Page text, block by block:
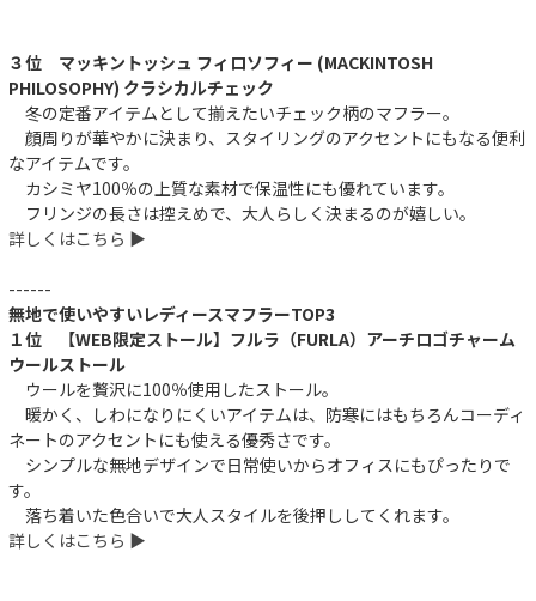
３位 マッキントッシュ フィロソフィー (MACKINTOSH
PHILOSOPHY) クラシカルチェック
冬の定番アイテムとして揃えたいチェック柄のマフラー。
顔周りが華やかに決まり、スタイリングのアクセントにもなる便利
なアイテムです。
カシミヤ100％の上質な素材で保温性にも優れています。
フリンジの長さは控えめで、大人らしく決まるのが嬉しい。
詳しくはこちら ▶︎
------
無地で使いやすいレディースマフラーTOP3
１位 【WEB限定ストール】フルラ（FURLA）アーチロゴチャーム
ウールストール
ウールを贅沢に100％使用したストール。
暖かく、しわになりにくいアイテムは、防寒にはもちろんコーディ
ネートのアクセントにも使える優秀さです。
シンプルな無地デザインで日常使いからオフィスにもぴったりで
す。
落ち着いた色合いで大人スタイルを後押ししてくれます。
詳しくはこちら ▶︎